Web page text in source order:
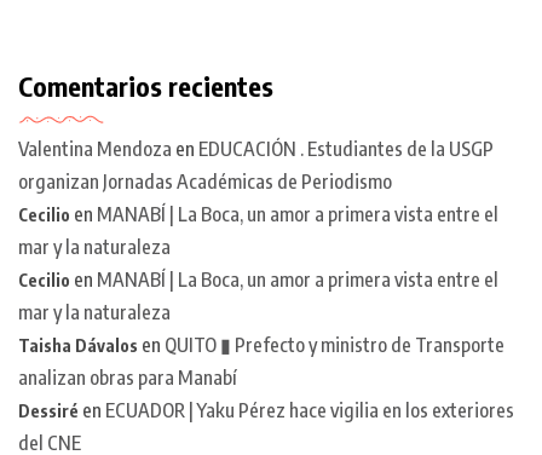
Comentarios recientes
Valentina Mendoza en EDUCACIÓN . Estudiantes de la USGP
organizan Jornadas Académicas de Periodismo
Cecilio en MANABÍ | La Boca, un amor a primera vista entre el
mar y la naturaleza
Cecilio en MANABÍ | La Boca, un amor a primera vista entre el
mar y la naturaleza
Taisha Dávalos en QUITO ▮ Prefecto y ministro de Transporte
analizan obras para Manabí
Dessiré en ECUADOR | Yaku Pérez hace vigilia en los exteriores
del CNE